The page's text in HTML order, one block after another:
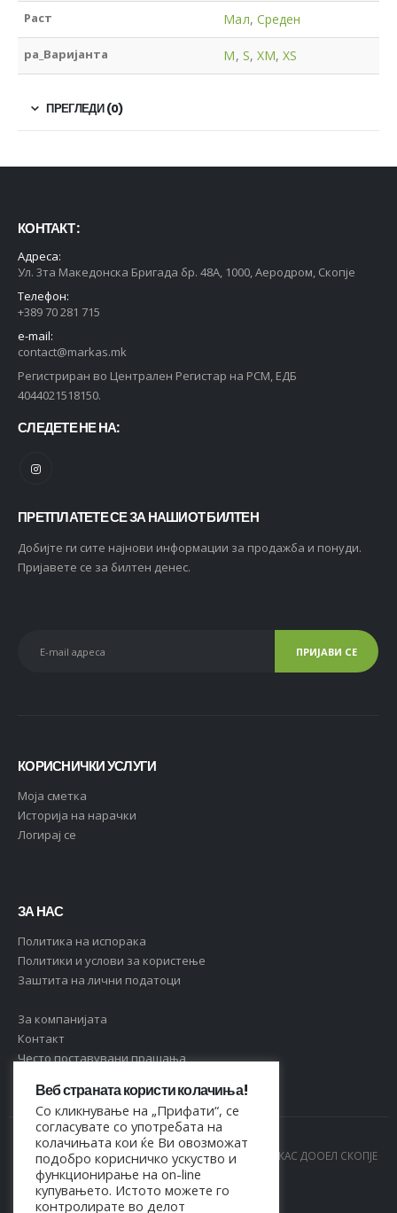
Раст Мал, Среден
pa_Варијанта M, S, XM,XS
ПРЕГЛЕДИ (0)
КОНТАКТ :
Адреса:
Ул. 3та Македонска Бригада бр. 48А, 1000, Аеродром, Скопје
Телефон:
+389 70 281 715
e-mail:
contact@markas.mk
Регистриран во Централен Регистар на РСМ, ЕДБ
4044021518150.
СЛЕДЕТЕ НЕ НА:
ПРЕТПЛАТЕТЕ СЕ ЗА НАШИОТ БИЛТЕН
Добијте ги сите најнови информации за продажба и понуди.
Пријавете се за билтен денес.
КОРИСНИЧКИ УСЛУГИ
Moja сметка
Историја на нарачки
Логирај се
ЗА НАС
Политика на испорака
Политики и услови за користење
Заштита на лични податоци
За компанијата
Контакт
Често поставувани прашања
© Copyright 2021. Сите права се задржани од МАРКАС ДООЕЛ СКОПЈЕ
- 4044021518150
Веб страната користи колачиња!
Со кликнување на „Прифати“, се
согласувате со употребата на
колачињата кои ќе Ви овозможат
подобро корисничко ускуство и
функционирање на on-line
купувањето. Истото можете го
контролирате во делот